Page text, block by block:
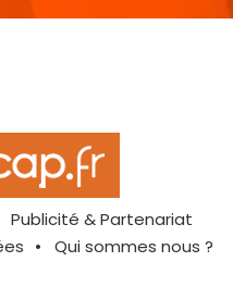
Publicité & Partenariat
Qui sommes nous ?